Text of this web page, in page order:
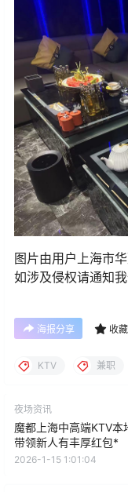
图片由用户上海市
如涉及侵权请通知我
海报分享 收藏
KTV 兼职
夜场资讯
魔都上海中高端KTV本
带领新人有丰厚红包*
2026-1-15 1:01:04